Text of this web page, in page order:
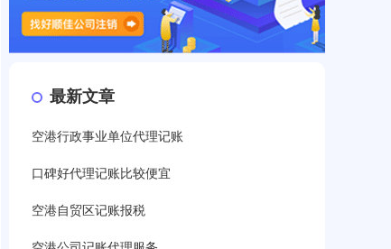
最新文章
空港行政事业单位代理记账
口碑好代理记账比较便宜
空港自贸区记账报税